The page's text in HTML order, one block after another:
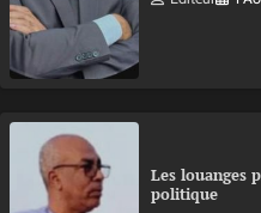
Les louanges
politique